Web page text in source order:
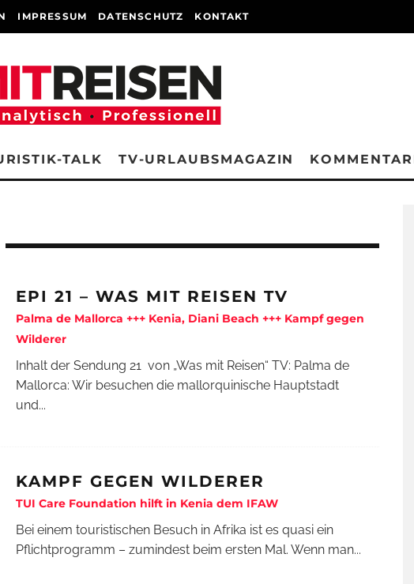
IMPRESSUM DATENSCHUTZ KONTAKT
TALK TV-URLAUBSMAGAZIN
EPI 21 – WAS MIT REISEN TV
Palma de Mallorca +++ Kenia, Diani Beach +++ Kampf gegen
Wilderer
Inhalt der Sendung 21 von „Was mit Reisen“ TV: Palma de
Mallorca: Wir besuchen die mallorquinische Hauptstadt
und...
KAMPF GEGEN WILDERER
TUI Care Foundation hilft in Kenia dem IFAW
Bei einem touristischen Besuch in Afrika ist es quasi ein
Pflichtprogramm – zumindest beim ersten Mal. Wenn man...